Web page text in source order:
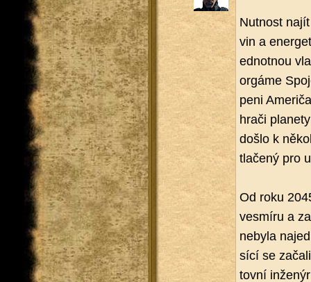
Nut­nost
vin a
ed­not­nou
or­gá­me
pe­ni
hrači
došlo k
tla­če­ný pro
Od roku
vesmí­ru a
ne­by­la
sí­cí se
tov­ní